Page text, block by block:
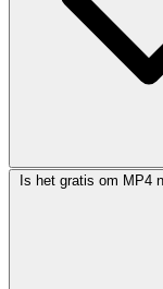
Is het gratis om MP4